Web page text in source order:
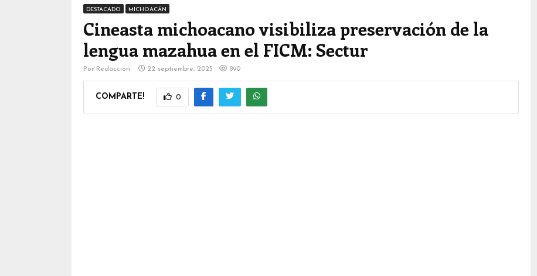
DESTACADO MICHOACÁN
Cineasta michoacano visibiliza preservación de la
lengua mazahua en el FICM: Sectur
Por Redacción 22 septiembre, 2025 890
COMPARTE! 0